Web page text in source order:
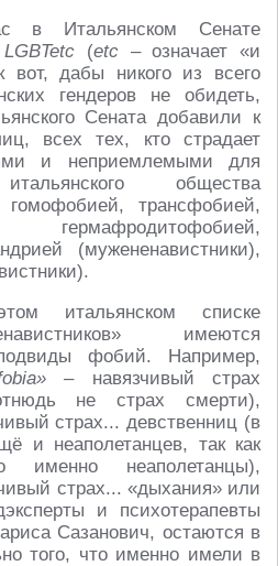
в Итальянском Сенате
LGBTetc (etc– означает «и
вот, дабы никого из всего
гендеров не обидеть,
Сената добавили к
всех тех, кто страдает
и неприемлемыми для
общества
гомофобией, трансфобией,
(мужененавистники),
итальянском списке
имеются
фобий. Например,
– навязчивый страх
не страх смерти),
страх... девственниц (в
и неаполетанцев, так как
неаполетанцы),
страх... «дыхания» или
и психотерапевты
Сазанович, остаются в
того, что именно имели в